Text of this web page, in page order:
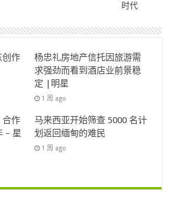
时代
创作
杨忠礼房地产信托因旅游需
求强劲而看到酒店业前景稳
定 |明星
1 周 ago
合作
– 星
马来西亚开始筛查 5000 名计
划返回缅甸的难民
1 周 ago